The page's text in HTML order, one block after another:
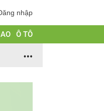
nhập
Ô TÔ